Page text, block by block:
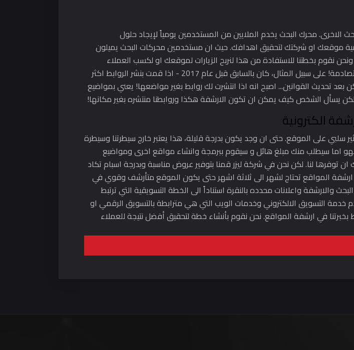
محرك البحث يخدم الملايين من المستخدمين يومياً لإيجاد حلول
موقعك او شركتك لتحقيق اهدافك. حيث ان مستخدمين محركات البحث يميلون
نقوم بخطتنا للاستفادة من هذا لنربح الزيارات لموقعك او لكسب العملاء
لشركتك لتكون في اعلى النتائج. مع الاسف، توجد قوانين دائماً متجدده ومتصادمة! على سبيل المثال، كان بالسابق قبل عام 2017 - اذا قمت بنشر الروابط اكثر
القوانين... اصبح انه اذا انتشرت لك روابط بغير مواضعها! يعني بمواضيع
يسأل الشخص كيف يمكن ان تكون الارشفة هكذا وروابطنا منتشره بغير مكانها!
الكترونية
سلبي على الموقع. حتى ان وجد يكون بدرجة قليلة، هذا يعتبر خارج سيطرتنا وسيطرة
ان يجعل درجة الاسبام 0% في الارشفة... فهو اما سيطلب منك مبلغ هائل و سيقوم ببرمجة وانشاء مواقع اخرى ومواضيع
توفرها لنا. لكن نحن في شركة ليزر قمنا بتوفير عروض مناسبة وبدرجة اسبام تكاد
ارشفة المواقع تحتاج لشهر الى ثلاثة اشهر حتى يكون الموقع متأرشف وقوي في
والارشفة واعلانات محدده بالنقرة استناداً الى الخطة التسويقية التي ترتبط
خدمة التسويق الالكتروني وخدمات الويب التي هي مترابطة بالتسويق الرقمي او
في ارشفة المواقع. نحن نقوم بأنشاء خطة لتحقيق أفضل نتيجة للعملاء